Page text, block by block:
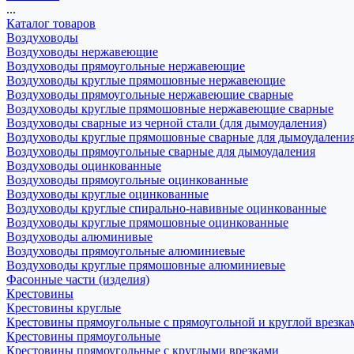
...
Каталог товаров
Воздуховоды
Воздуховоды нержавеющие
Воздуховоды прямоугольные нержавеющие
Воздуховоды круглые прямошовные нержавеющие
Воздуховоды прямоугольные нержавеющие сварные
Воздуховоды круглые прямошовные нержавеющие сварные
Воздуховоды сварные из черной стали (для дымоудаления)
Воздуховоды круглые прямошовные сварные для
Воздуховоды прямоугольные сварные для дымоудаления
Воздуховоды оцинкованные
Воздуховоды прямоугольные оцинкованные
Воздуховоды круглые оцинкованные
Воздуховоды круглые спирально-навивные оцинкованные
Воздуховоды круглые прямошовные оцинкованные
Воздуховоды алюминивые
Воздуховоды прямоугольные алюминиевые
Воздуховоды круглые прямошовные алюминиевые
Фасонные части (изделия)
Крестовины
Крестовины круглые
Крестовины прямоугольные с прямоугольной и круглой
Крестовины прямоугольные
Крестовины прямоугольные с круглыми врезками